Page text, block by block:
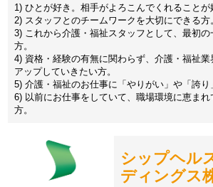
1) ひとが好き。相手がよろこんでくれることが
2) スタッフとのチームワークを大切にできる方
3) これから介護・福祉スタッフとして、最初
方。
4) 資格・経験の有無に関わらず、介護・福祉
アップしていきたい方。
5) 介護・福祉のお仕事に「やりがい」や「誇り
6) 以前にお仕事をしていて、職場環境に恵ま
方。
シップヘル
ディングス